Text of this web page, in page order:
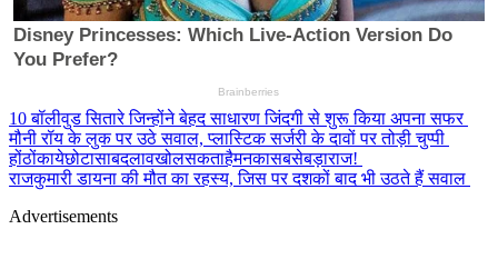
10 बॉलीवुड सितारे जिन्होंने बेहद साधारण जिंदगी से शुरू किया अपना सफर
मौनी रॉय के लुक पर उठे सवाल, प्लास्टिक सर्जरी के दावों पर तोड़ी चुप्पी
होंठोंकायेछोटासाबदलावखोलसकताहैमनकासबसेबड़ाराज!
राजकुमारी डायना की मौत का रहस्य, जिस पर दशकों बाद भी उठते हैं सवाल
Advertisements